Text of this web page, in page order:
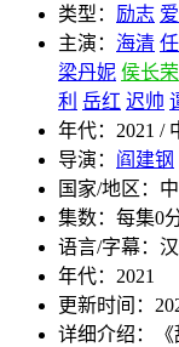
类型： 励志
主演： 海清
梁丹妮 侯长荣
利 岳红 迟帅
年代： 2021 /
导演： 阎建钢
国家/地区：
集数： 每集0
语言/字幕：
年代： 2021
更新时间：
详细介绍：